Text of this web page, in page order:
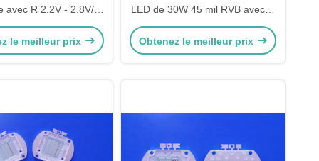
avec R 2.2V - 2.8V/G
3.6V/B 3V - 3.6V
le meilleur prix
LED de 30W 45 mil RVB avec R
620nm - 630nm, G 520nm -
530nm, B460nm - 470nm
Obtenez le meilleur prix